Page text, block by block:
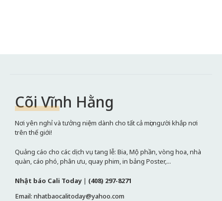
Cõi Vĩnh Hằng
Nơi yên nghỉ và tưởng niệm dành cho tất cả mọi người khắp nơi
trên thế giới!
Quảng cáo cho các dịch vụ tang lễ: Bia, Mộ phần, vòng hoa, nhà
quàn, cáo phó, phân ưu, quay phim, in bảng Poster,...
Nhật báo Cali Today | (408) 297-8271
Email: nhatbaocalitoday@yahoo.com